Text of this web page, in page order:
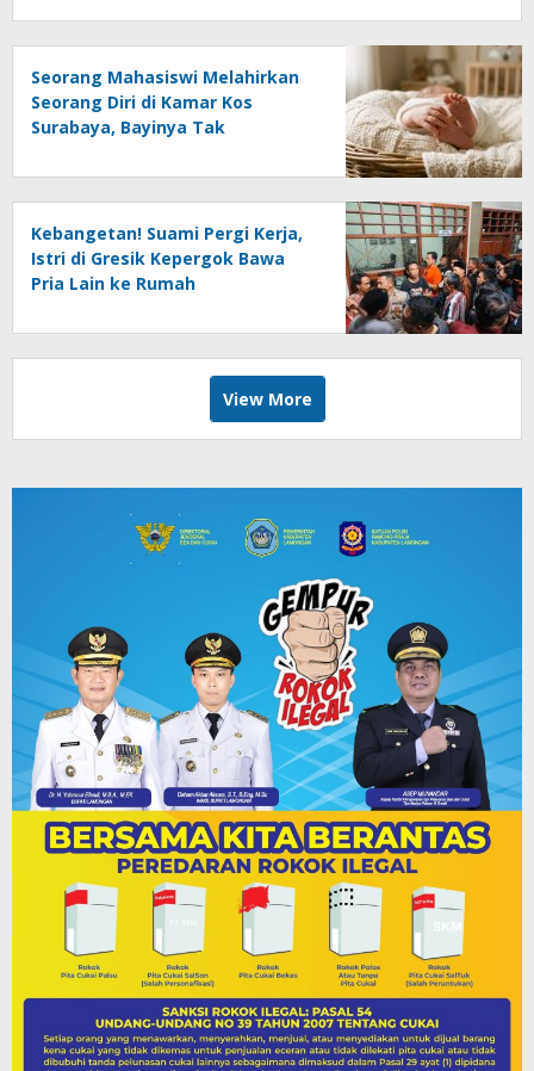
Seorang Mahasiswi Melahirkan
Seorang Diri di Kamar Kos
Surabaya, Bayinya Tak
Kebangetan! Suami Pergi Kerja,
Istri di Gresik Kepergok Bawa
Pria Lain ke Rumah
View More